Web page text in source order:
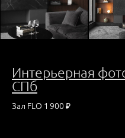
Интерьерная фо
СПб
Зал FLO 1 900 ₽